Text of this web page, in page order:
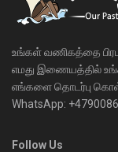
உங்கள் வணிகத்தை
எமது இணையத்தில்
எங்களை தொடர்பு
WhatsApp:
Follow Us